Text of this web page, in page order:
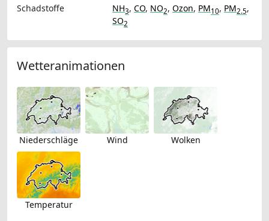
Schadstoffe
NH3, CO, NO2, Ozon, PM10, PM2.5,
SO2
Wetteranimationen
Niederschläge Wind Wolken
Temperatur